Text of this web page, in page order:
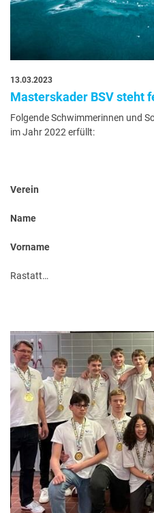
13.03.2023
Masterskader BSV steht
Folgende Schwimmerinnen und
im Jahr 2022 erfüllt:
Verein
Name
Vorname
Rastatt…